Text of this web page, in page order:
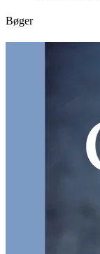
Bøger